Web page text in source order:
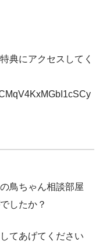
典にアクセスしてく
鳥ちゃん相談部屋
したか？
てあげてください